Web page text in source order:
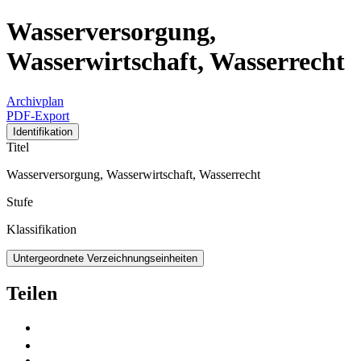
Wasserversorgung,
Wasserwirtschaft, Wasserrecht
Archivplan
PDF-Export
Identifikation
Titel
Wasserversorgung, Wasserwirtschaft, Wasserrecht
Stufe
Klassifikation
Untergeordnete Verzeichnungseinheiten
Teilen